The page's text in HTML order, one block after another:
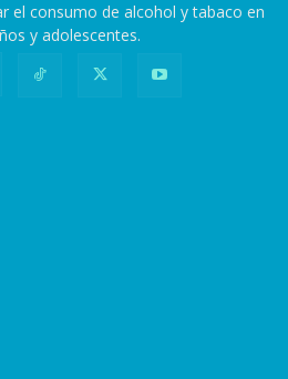
el consumo de alcohol y tabaco en
y adolescentes.